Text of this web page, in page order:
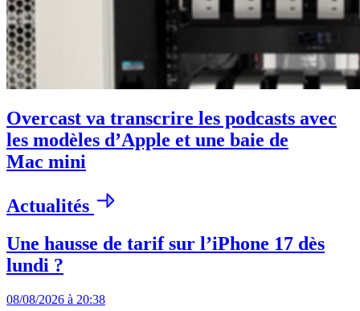
Overcast va transcrire les podcasts avec
les modèles d’Apple et une baie de
Mac mini
Actualités
Une hausse de tarif sur l’iPhone 17 dès
lundi ?
08/08/2026 à 20:38